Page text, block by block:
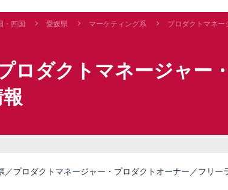
・四国 愛媛県 マーケティング系 プロダクトマネー
プロダクトマネージャ
／プロダクトマネージャー・プロダクトオーナー／フリー